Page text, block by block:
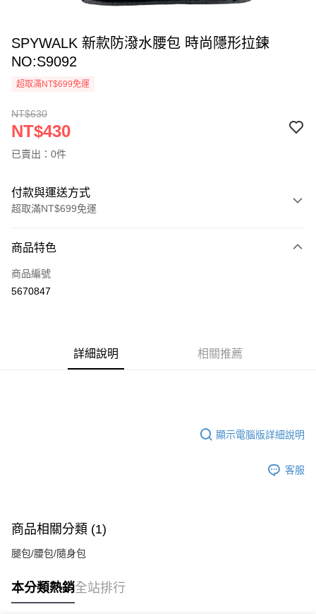
SPYWALK 新款防潑水腰包 時尚隱形拉鍊
NO:S9092
超取滿NT$699免運
NT$630
NT$430
已賣出：0件
付款與運送方式
超取滿NT$699免運
信用卡一次付款
超商取貨付款
全家付款取貨
商品特色
商品編號
5670847
詳細說明 相關推薦
顯示電腦版詳細說明
客服
商品相關分類 (1)
腿包/腰包/隨身包
本分類熱銷全站排行